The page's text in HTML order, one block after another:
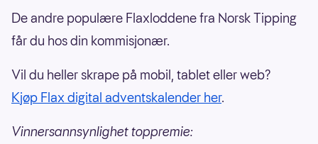
De andre populære Flaxloddene fra Norsk Tipping
får du hos din kommisjonær.
Vil du heller skrape på mobil, tablet eller web?
Kjøp Flax digital adventskalender her.
Vinnersannsynlighet toppremie: